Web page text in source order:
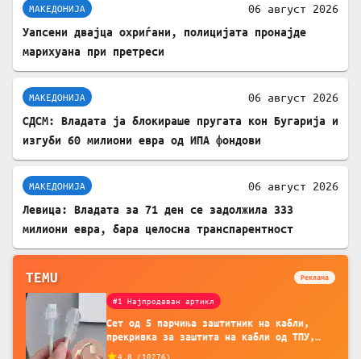
МАКЕДОНИЈА 06 август 2026
Уапсени двајца охриѓани, полицијата пронајде
марихуана при претреси
МАКЕДОНИЈА 06 август 2026
СДСМ: Владата ја блокираше пругата кон Бугарија и
изгуби 60 милиони евра од ИПА фондови
МАКЕДОНИЈА 06 август 2026
Левица: Владата за 71 ден се задолжила 333
милиони евра, бара целосна транспарентност
TEMU Реклама
#1 Најпродаван артикл
Сет од 5 парчиња заштитник на кабли,
прекривка за заштита на кабли од ТПУ,
додатоци за заштита на кабли, без
4.8 ( 10276)